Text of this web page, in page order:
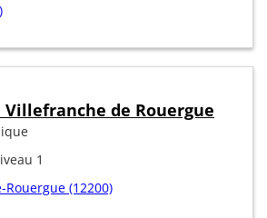
de Rouergue
1
(12200)